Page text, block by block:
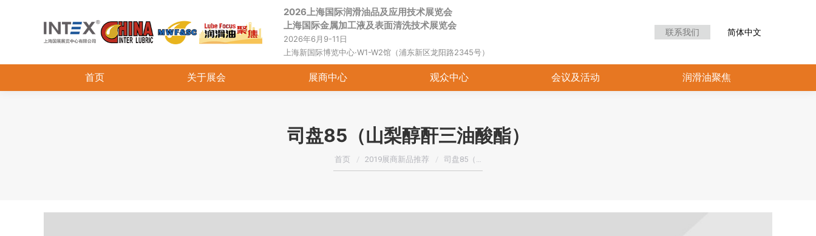
2026上海国际润滑油品及应用技术展览会
上海国际金属加工液及表面清洗技术展览会
2026年6月9-11日
上海新国际博览中心·W1-W2馆（浦东新区龙阳路2345号）
联系我们 简体中文
首页 关于展会 展商中心 观众中心 会议及活动 润滑油聚焦
司盘85（山梨醇酐三油酸酯）
您在这里：
首页 2019展商新品推荐 司盘85（…
首页 关于展会 展商中心